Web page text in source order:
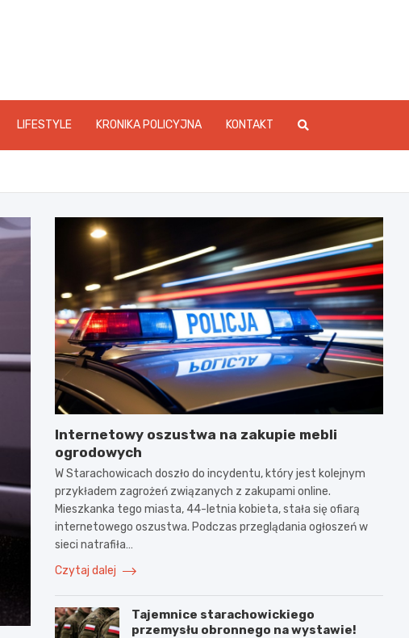
LIFESTYLE KRONIKA POLICYJNA KONTAKT
Internetowy oszustwa na zakupie mebli
ogrodowych
W Starachowicach doszło do incydentu, który jest kolejnym
przykładem zagrożeń związanych z zakupami online.
Mieszkanka tego miasta, 44-letnia kobieta, stała się ofiarą
internetowego oszustwa. Podczas przeglądania ogłoszeń w
sieci natrafiła…
Czytaj dalej
Tajemnice starachowickiego
przemysłu obronnego na wystawie!